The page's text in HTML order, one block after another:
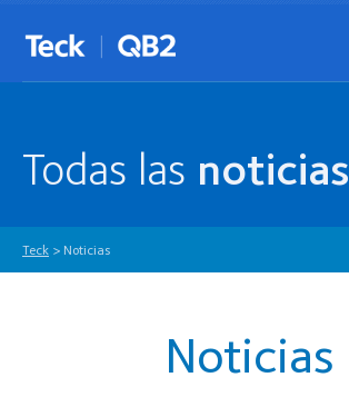
Todas las noticias
Teck > Noticias
Noticias